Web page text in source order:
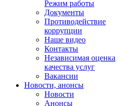
Режим работы
Документы
Противодействие
коррупции
Наше видео
Контакты
Независимая оценка
качества услуг
Вакансии
Новости, анонсы
Новости
Анонсы